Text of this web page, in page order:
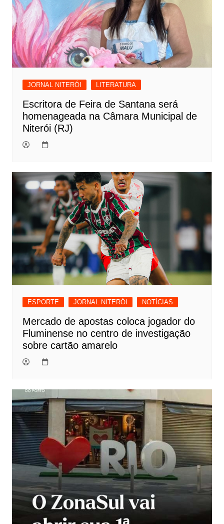
JORNAL NITERÓI LITERATURA
Escritora de Feira de Santana será
homenageada na Câmara Municipal de
Niterói (RJ)
ESPORTE JORNAL NITERÓI NOTÍCIAS
Mercado de apostas coloca jogador do
Fluminense no centro de investigação
sobre cartão amarelo